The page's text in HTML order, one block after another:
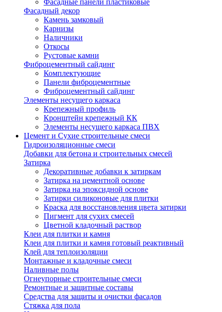
Фасадные панели пластиковые
Фасадный декор
Камень замковый
Карнизы
Наличники
Откосы
Рустовые камни
Фиброцементный сайдинг
Комплектующие
Панели фиброцементные
Фиброцементный сайдинг
Элементы несущего каркаса
Крепежный профиль
Кронштейн крепежный КК
Элементы несущего каркаса ПВХ
Цемент и Сухие строительные смеси
Гидроизоляционные смеси
Добавки для бетона и строительных смесей
Затирка
Декоративные добавки к затиркам
Затирка на цементной основе
Затирка на эпоксидной основе
Затирки силиконовые для плитки
Краска для восстановления цвета затирки
Пигмент для сухих смесей
Цветной кладочный раствор
Клеи для плитки и камня
Клеи для плитки и камня готовый реактивный
Клей для теплоизоляции
Монтажные и кладочные смеси
Наливные полы
Огнеупорные строительные смеси
Ремонтные и защитные составы
Средства для защиты и очистки фасадов
Стяжка для пола